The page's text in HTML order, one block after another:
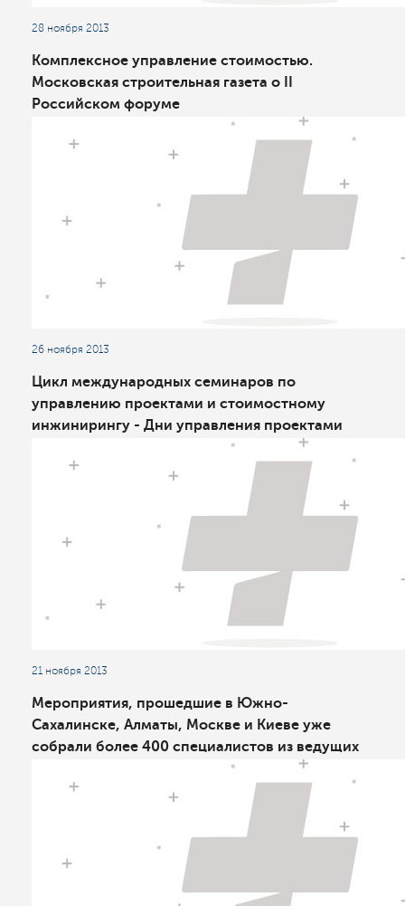
28 ноября 2013
Комплексное управление стоимостью.
Московская строительная газета о II
Российском форуме
26 ноября 2013
Цикл международных семинаров по
управлению проектами и стоимостному
инжинирингу - Дни управления проектами
21 ноября 2013
Мероприятия, прошедшие в Южно-
Сахалинске, Алматы, Москве и Киеве уже
собрали более 400 специалистов из ведущих
проектно-ориентированных организаций
России, Казахстана и Украины